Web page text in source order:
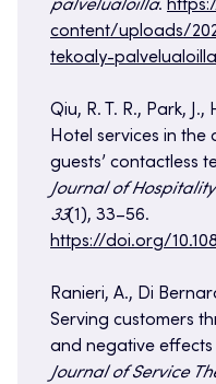
palvelualoilla.
content/uploads/
tekoaly-
Qiu, R. T. R., Park,
Hotel services in
guests’ contactless
Journal of
33(1), 33–56.
https://doi.org/
Ranieri, A., Di
Serving customers
and negative
Journal of Service